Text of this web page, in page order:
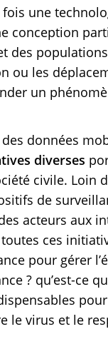
une
conception
des
ou les
un
des données
diverses
civile. Loin
de
acteurs aux
ces
pour gérer
? qu’est-ce
le virus et le